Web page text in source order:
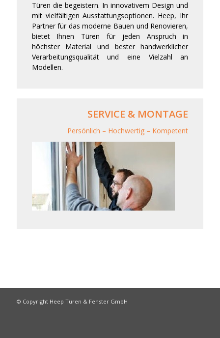
Türen die begeistern. In innovativem Design und
mit vielfältigen Ausstattungsoptionen. Heep, Ihr
Partner für das moderne Bauen und Renovieren,
bietet Ihnen Türen für jeden Anspruch in
höchster Material und bester handwerklicher
Verarbeitungsqualität und eine Vielzahl an
Modellen.
SERVICE & MONTAGE
Persönlich – Hochwertig – Kompetent
© Copyright Heep Türen & Fenster GmbH